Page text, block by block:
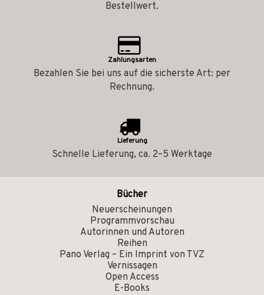
Bestellwert.
Zahlungsarten
Bezahlen Sie bei uns auf die sicherste Art: per
Rechnung.
Lieferung
Schnelle Lieferung, ca. 2–5 Werktage
Bücher
Neuerscheinungen
Programmvorschau
Autorinnen und Autoren
Reihen
Pano Verlag – Ein Imprint von TVZ
Vernissagen
Open Access
E-Books